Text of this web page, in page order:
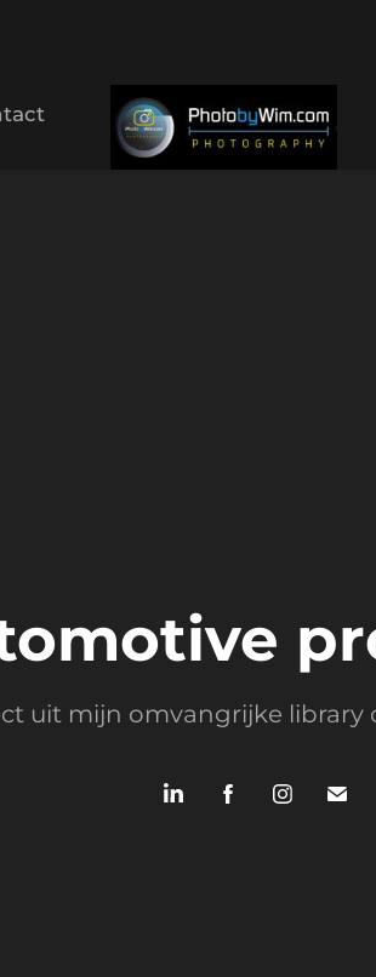
uit mijn omvangrijke